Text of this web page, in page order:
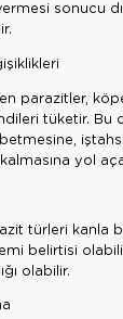
sonucu
parazitler,
tüketir. Bu
yol
türleri kanla
belirtisi
olabilir.